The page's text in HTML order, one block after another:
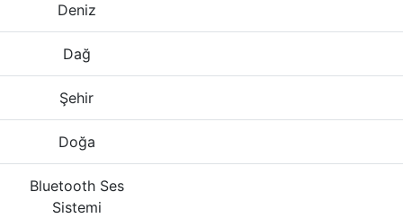
Deniz
Dağ
Şehir
Doğa
Bluetooth Ses
Sistemi